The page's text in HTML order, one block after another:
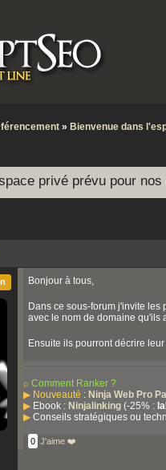
» Bienvenue dans
privé prévu pour
Bonjour à tous,
Dans ce sous-forum j'invite les
avec le nom de domaine qu'ils
Ensuite ils pourront décrire
⌕ Comment Ranker ?
▶ Nouveauté : Ninja Web Pro
▶ Ebook : Ninjalinking (-25% :
▶ Conseils stratégiques ou
0 J'aime ❤️